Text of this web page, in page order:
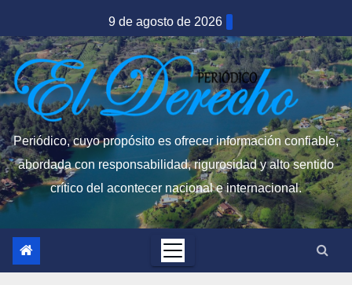
al
contenido
9 de agosto de 2026
Periódico, cuyo propósito es ofrecer información confiable,
abordada con responsabilidad, rigurosidad y alto sentido
crítico del acontecer nacional e internacional.